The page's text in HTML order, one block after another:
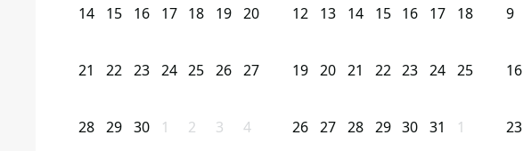
14 15 16 17 18 19 20
21 22 23 24 25 26 27
28 29 30 1 2 3 4
12 13 14 15 16 17 18
19 20 21 22 23 24 25
26 27 28 29 30 31 1
9
16
23